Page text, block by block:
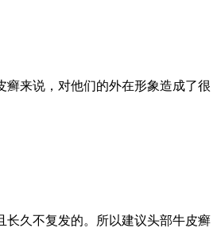
癣来说，对他们的外在形象造成了很
长久不复发的。所以建议头部牛皮癣